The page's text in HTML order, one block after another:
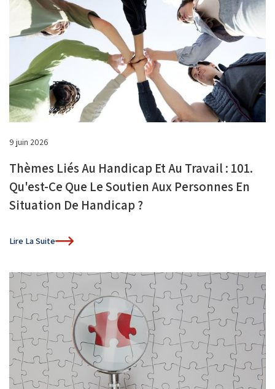
9 juin 2026
Thèmes Liés Au Handicap Et Au Travail : 101.
Qu'est-Ce Que Le Soutien Aux Personnes En
Situation De Handicap ?
Lire La Suite